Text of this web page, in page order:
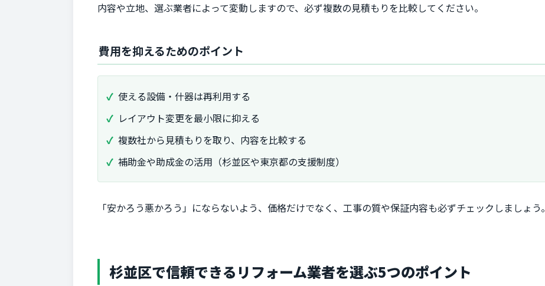
内容や立地、選ぶ業者によって変動しますので、必ず複数の見積もりを比較してください。
費用を抑えるためのポイント
使える設備・什器は再利用する
レイアウト変更を最小限に抑える
複数社から見積もりを取り、内容を比較する
補助金や助成金の活用（杉並区や東京都の支援制度）
「安かろう悪かろう」にならないよう、価格だけでなく、工事の質や保証内容も必ずチェックしましょう。
杉並区で信頼できるリフォーム業者を選ぶ5つのポイント